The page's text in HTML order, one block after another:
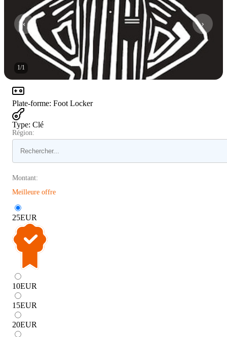
1/1
Plate-forme: Foot Locker
Type: Clé
Région:
Montant:
Meilleure offre
25EUR
10EUR
15EUR
20EUR